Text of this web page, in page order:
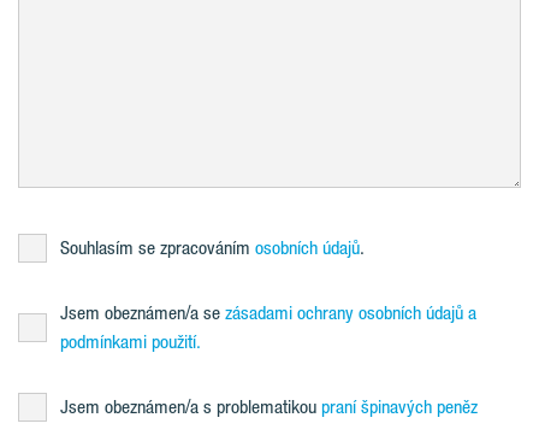
Souhlasím se zpracováním osobních údajů.
Jsem obeznámen/a se zásadami ochrany osobních údajů a
podmínkami použití.
Jsem obeznámen/a s problematikou praní špinavých peněz